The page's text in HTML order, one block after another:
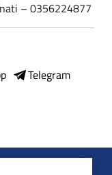
– 0356224877
Telegram